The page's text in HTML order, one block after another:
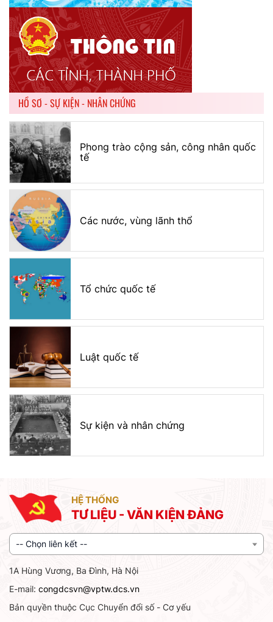
HỒ SƠ - SỰ KIỆN - NHÂN CHỨNG
Phong trào cộng sản, công nhân quốc
tế
Các nước, vùng lãnh thổ
Tổ chức quốc tế
Luật quốc tế
Sự kiện và nhân chứng
HỆ THỐNG
TƯ LIỆU - VĂN KIỆN ĐẢNG
-- Chọn liên kết --
1A Hùng Vương, Ba Đình, Hà Nội
E-mail: congdcsvn@vptw.dcs.vn
Bản quyền thuộc Cục Chuyển đổi số - Cơ yếu